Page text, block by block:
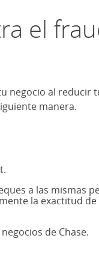
el
negocio al reducir
manera.
a las mismas
la exactitud
de Chase.